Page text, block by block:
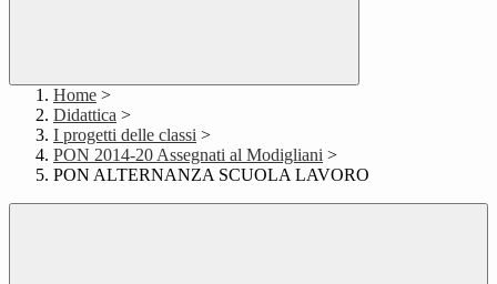
Home >
Didattica >
I progetti delle classi >
PON 2014-20 Assegnati al Modigliani >
PON ALTERNANZA SCUOLA LAVORO